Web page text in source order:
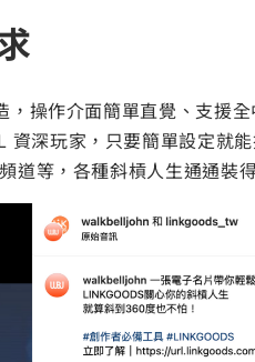
，操作介面簡單直覺、支援
深玩家，只要簡單設定就
等，各種斜槓人生通通裝得